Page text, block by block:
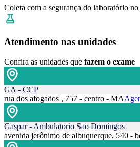
Coleta com a segurança do laboratório
Atendimento nas unidades
Confira as unidades que fazem o exame
GA - CCP
rua dos afogados , 757 - centro - MA
Gaspar - Ambulatorio Sao Domingos
avenida jerônimo de albuquerque, 540 -